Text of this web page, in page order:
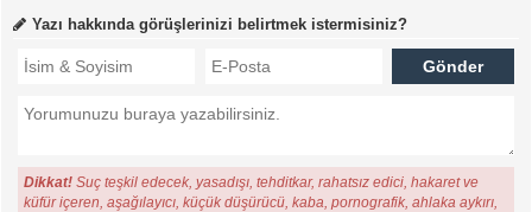
Yazı hakkında görüşlerinizi belirtmek istermisiniz?
Dikkat! Suç teşkil edecek, yasadışı, tehditkar, rahatsız edici, hakaret ve
küfür içeren, aşağılayıcı, küçük düşürücü, kaba, pornografik, ahlaka aykırı,